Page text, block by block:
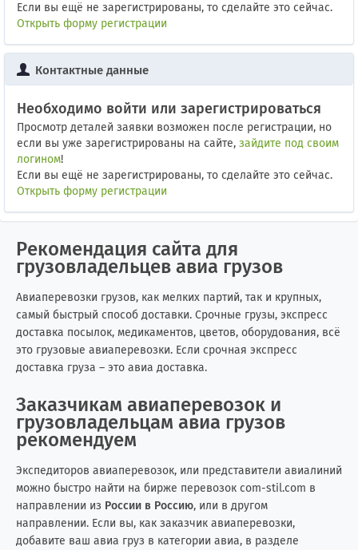
Если вы ещё не зарегистрированы, то сделайте это сейчас.
Открыть форму регистрации
Контактные данные
Необходимо войти или зарегистрироваться
Просмотр деталей заявки возможен после регистрации, но
если вы уже зарегистрированы на сайте, зайдите под своим
логином!
Если вы ещё не зарегистрированы, то сделайте это сейчас.
Открыть форму регистрации
Рекомендация сайта для
грузовладельцев авиа грузов
Авиаперевозки грузов, как мелких партий, так и крупных,
самый быстрый способ доставки. Срочные грузы, экспресс
доставка посылок, медикаментов, цветов, оборудования, всё
это грузовые авиаперевозки. Если срочная экспресс
доставка груза – это авиа доставка.
Заказчикам авиаперевозок и
грузовладельцам авиа грузов
рекомендуем
Экспедиторов авиаперевозок, или представители авиалиний
можно быстро найти на бирже перевозок com-stil.com в
направлении из России в Россию, или в другом
направлении. Если вы, как заказчик авиаперевозки,
добавите ваш авиа груз в категории авиа, в разделе